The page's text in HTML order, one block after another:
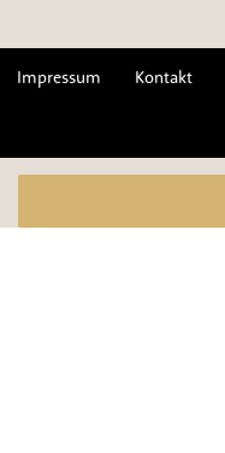
Impressum Kontakt